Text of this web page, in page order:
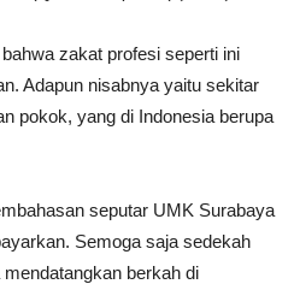
zakat profesi seperti ini
Adapun nisabnya yaitu sekitar
pokok, yang di Indonesia berupa
seputar UMK Surabaya
Semoga saja sedekah
berkah di